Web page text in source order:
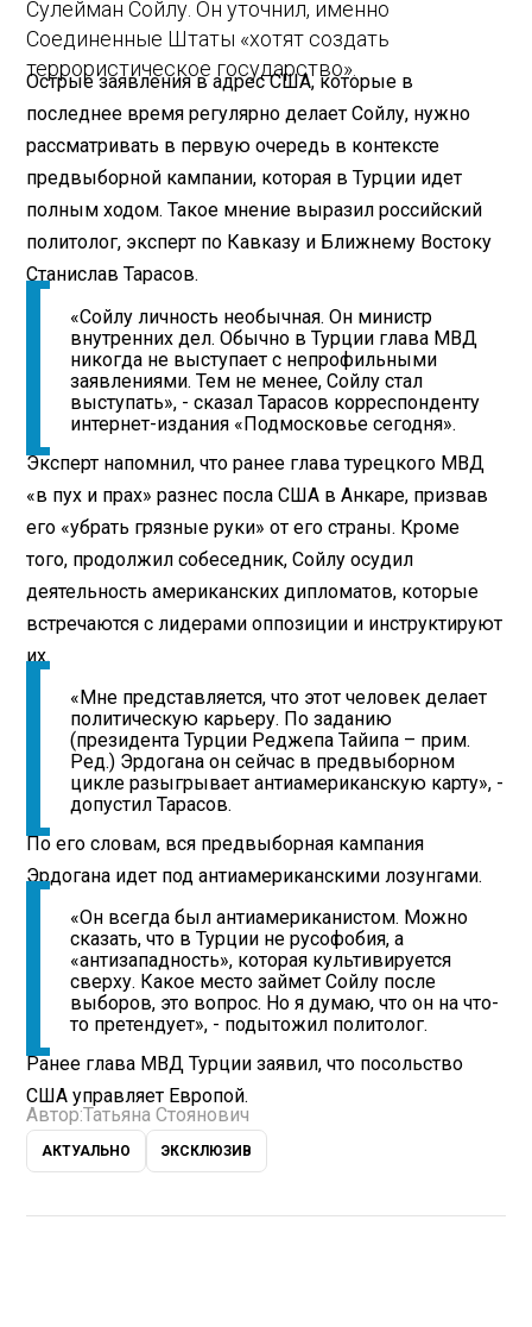
Сулейман Сойлу. Он уточнил, именно
Соединенные Штаты «хотят создать
террористическое государство».
Острые заявления в адрес США, которые в
последнее время регулярно делает Сойлу, нужно
рассматривать в первую очередь в контексте
предвыборной кампании, которая в Турции идет
полным ходом. Такое мнение выразил российский
политолог, эксперт по Кавказу и Ближнему Востоку
Станислав Тарасов.
«Сойлу личность необычная. Он министр
внутренних дел. Обычно в Турции глава МВД
никогда не выступает с непрофильными
заявлениями. Тем не менее, Сойлу стал
выступать», - сказал Тарасов корреспонденту
интернет-издания «Подмосковье сегодня».
Эксперт напомнил, что ранее глава турецкого МВД
«в пух и прах» разнес посла США в Анкаре, призвав
его «убрать грязные руки» от его страны. Кроме
того, продолжил собеседник, Сойлу осудил
деятельность американских дипломатов, которые
встречаются с лидерами оппозиции и инструктируют
их.
«Мне представляется, что этот человек делает
политическую карьеру. По заданию
(президента Турции Реджепа Тайипа – прим.
Ред.) Эрдогана он сейчас в предвыборном
цикле разыгрывает антиамериканскую карту», -
допустил Тарасов.
По его словам, вся предвыборная кампания
Эрдогана идет под антиамериканскими лозунгами.
«Он всегда был антиамериканистом. Можно
сказать, что в Турции не русофобия, а
«антизападность», которая культивируется
сверху. Какое место займет Сойлу после
выборов, это вопрос. Но я думаю, что он на что-
то претендует», - подытожил политолог.
Ранее глава МВД Турциизаявил, что посольство
США управляет Европой.
Автор:Татьяна Стоянович
АКТУАЛЬНО ЭКСКЛЮЗИВ